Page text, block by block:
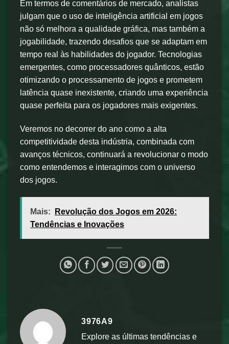
Em termos de comentários de mercado, analistas
julgam que o uso de inteligência artificial em jogos
não só melhora a qualidade gráfica, mas também a
jogabilidade, trazendo desafios que se adaptam em
tempo real às habilidades do jogador. Tecnologias
emergentes, como processadores quânticos, estão
otimizando o processamento de jogos e prometem
latência quase inexistente, criando uma experiência
quase perfeita para os jogadores mais exigentes.
Veremos no decorrer do ano como a alta
competitividade desta indústria, combinada com
avanços técnicos, continuará a revolucionar o modo
como entendemos e interagimos com o universo
dos jogos.
Mais:
Revolução dos Jogos em 2026:
Tendências e Inovações
3976A9
Explore as últimas tendências e